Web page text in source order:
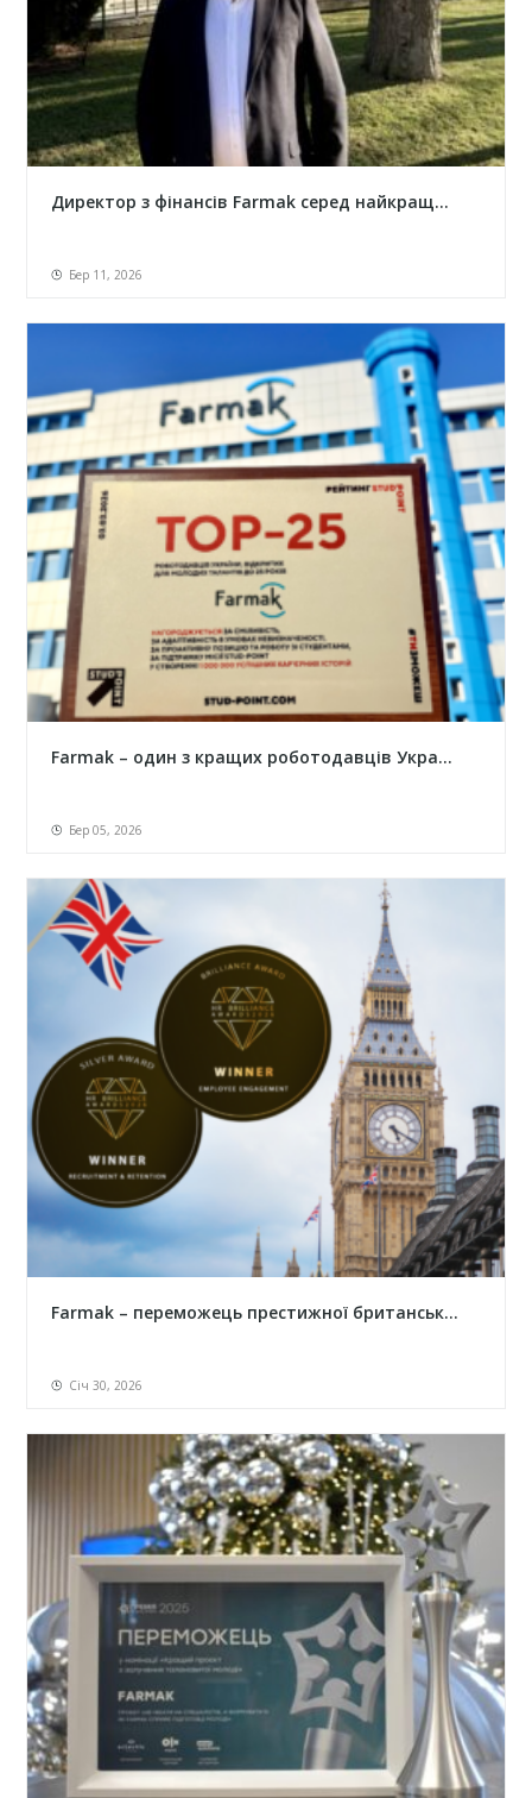
Директор з фінансів Farmak серед найкращ...
Бер 11, 2026
Farmak – один з кращих роботодавців Укра...
Бер 05, 2026
Farmak – переможець престижної британськ...
Січ 30, 2026